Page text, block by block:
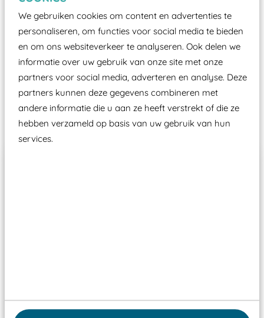
We gebruiken cookies om content en advertenties te
personaliseren, om functies voor social media te bieden
en om ons websiteverkeer te analyseren. Ook delen we
informatie over uw gebruik van onze site met onze
partners voor social media, adverteren en analyse. Deze
partners kunnen deze gegevens combineren met
andere informatie die u aan ze heeft verstrekt of die ze
hebben verzameld op basis van uw gebruik van hun
services.
certificering, uitgegeven door een Nederlands
aangewezen keuringsinstantie?
Wij ook speeltoestellen kunnen laten keuren zodat
ze toch binnen het Warenwetbesluit Attractie- en
Speeltoestellen vallen?
Past er goed bij